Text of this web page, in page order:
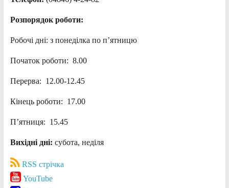
Розпорядок роботи:
Робочі дні: з понеділка по п’ятницю
Початок роботи: 8.00
Перерва: 12.00-12.45
Кінець роботи: 17.00
П’ятниця: 15.45
Вихідні дні: субота, неділя
RSS стрічка
YouTube